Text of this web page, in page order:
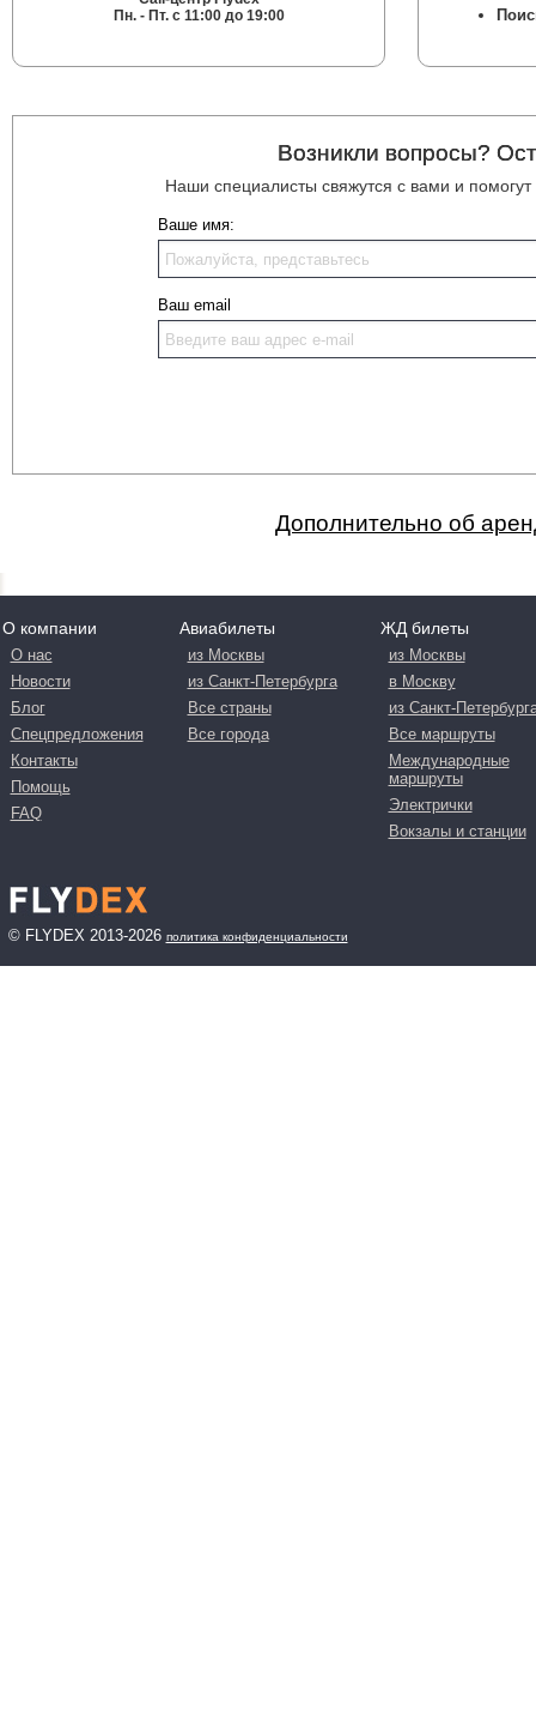
Пн. - Пт. с 11:00 до 19:00
Возникли вопросы?
Наши специалисты свяжутся с вами и
Ваше имя:
Ваш email
Дополнительно об
О компании
О нас
Новости
Блог
Спецпредложения
Контакты
Помощь
FAQ
Авиабилеты
из Москвы
из Санкт-Петербурга
Все страны
Все города
ЖД билеты
из Москвы
в Москву
из Санкт-
Все маршруты
Международные
маршруты
Электрички
Вокзалы и станции
© FLYDEX 2013-2026 политика конфиденциальности